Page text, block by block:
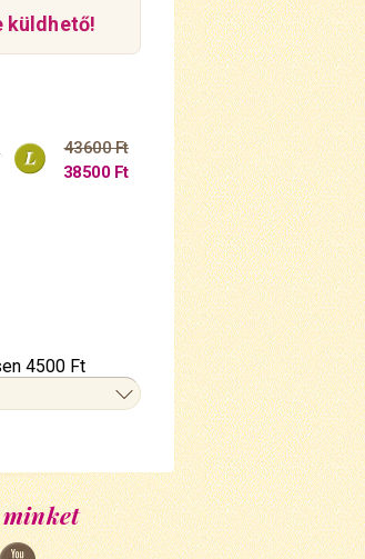
küldhető!
43600 Ft
38500 Ft
4500 Ft
minket